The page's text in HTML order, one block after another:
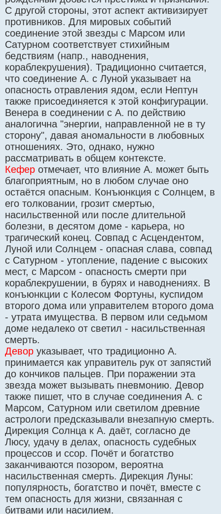
С другой стороны, этот аспект активизирует
противников. Для мировых событий
соединение этой звезды с Марсом или
Сатурном соответствует стихийным
бедствиям (напр., наводнения,
кораблекрушения). Традиционно считается,
что соединение А. с Луной указывает на
опасность отравления ядом, если Нептун
также присоединяется к этой конфигурации.
Венера в соединении с А. по действию
аналогична "энергии, направленной не в ту
сторону", давая аномальности в любовных
отношениях. Это, однако, нужно
рассматривать в общем контексте.
Кефер отмечает, что влияние А. может быть
благоприятным, но в любом случае оно
остаётся опасным. Конъюнкция с Солнцем, в
его толковании, грозит смертью,
насильственной или после длительной
болезни, в десятом доме - карьера, но
трагический конец. Совпад с Асцендентом,
Луной или Солнцем - опасная слава, совпад
с Сатурном - утопление, падение с высоких
мест, с Марсом - опасность смерти при
кораблекрушении, в бурях и наводнениях. В
конъюнкции с Колесом Фортуны, куспидом
второго дома или управителем второго дома
- утрата имущества. В первом или седьмом
доме недалеко от светил - насильственная
смерть.
Девор указывает, что традиционно А.
принимается как управитель рук от запястий
до кончиков пальцев. При поражении эта
звезда может вызывать пневмонию. Девор
также пишет, что в случае соединения А. с
Марсом, Сатурном или светилом древние
астрологи предсказывали внезапную смерть.
Дирекция Солнца к А. даёт, согласно де
Люсу, удачу в делах, опасность судебных
процессов и ссор. Почёт и богатство
заканчиваются позором, вероятна
насильственная смерть. Дирекция Луны:
популярность, богатство и почёт, вместе с
тем опасность для жизни, связанная с
битвами или насилием.